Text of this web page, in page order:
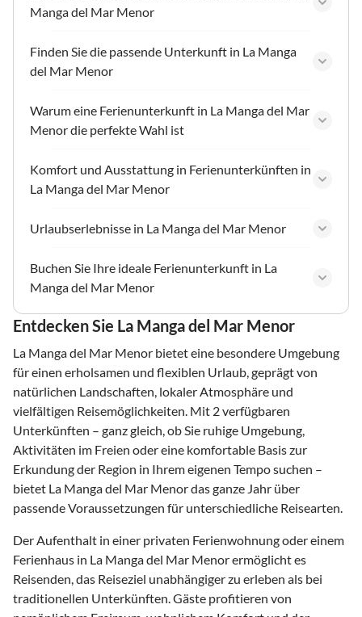
Manga del Mar Menor
Finden Sie die passende Unterkunft in La Manga
del Mar Menor
Warum eine Ferienunterkunft in La Manga del Mar
Menor die perfekte Wahl ist
Komfort und Ausstattung in Ferienunterkünften in
La Manga del Mar Menor
Urlaubserlebnisse in La Manga del Mar Menor
Buchen Sie Ihre ideale Ferienunterkunft in La
Manga del Mar Menor
Entdecken Sie La Manga del Mar Menor
La Manga del Mar Menor bietet eine besondere Umgebung
für einen erholsamen und flexiblen Urlaub, geprägt von
natürlichen Landschaften, lokaler Atmosphäre und
vielfältigen Reisemöglichkeiten. Mit 2 verfügbaren
Unterkünften – ganz gleich, ob Sie ruhige Umgebung,
Aktivitäten im Freien oder eine komfortable Basis zur
Erkundung der Region in Ihrem eigenen Tempo suchen –
bietet La Manga del Mar Menor das ganze Jahr über
passende Voraussetzungen für unterschiedliche Reisearten.
Der Aufenthalt in einer privaten Ferienwohnung oder einem
Ferienhaus in La Manga del Mar Menor ermöglicht es
Reisenden, das Reiseziel unabhängiger zu erleben als bei
traditionellen Unterkünften. Gäste profitieren von